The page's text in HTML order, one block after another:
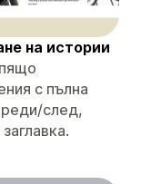
на истории
с пълна
след,